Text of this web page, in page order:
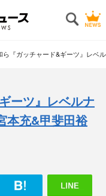
ら『ガッチャード&ギーツ』レベ
ーツ』レベルナ
本充&甲斐田裕